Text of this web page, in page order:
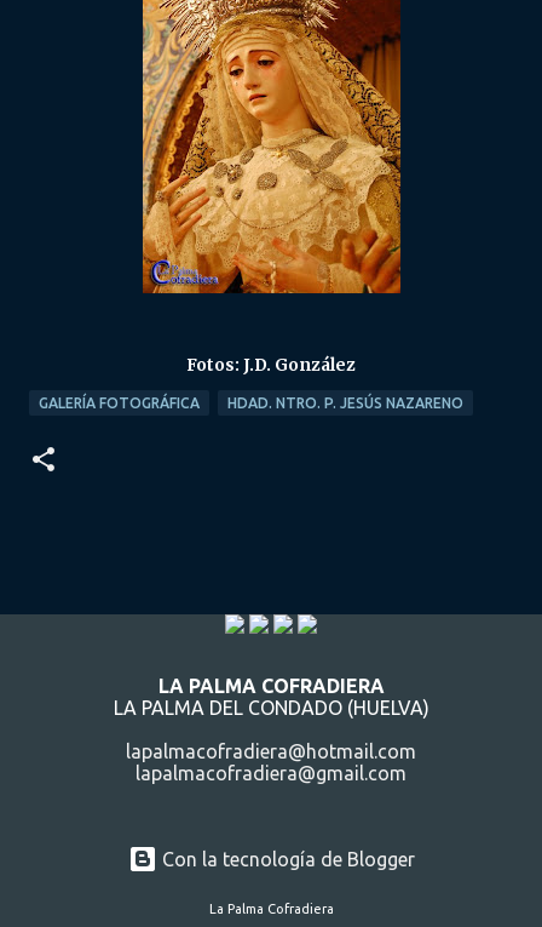
Fotos: J.D. González
GALERÍA FOTOGRÁFICA HDAD. NTRO. P. JESÚS NAZARENO
LA PALMA COFRADIERA
LA PALMA DEL CONDADO (HUELVA)
lapalmacofradiera@hotmail.com
lapalmacofradiera@gmail.com
Con la tecnología de Blogger
La Palma Cofradiera